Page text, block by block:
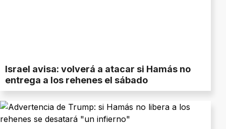
Israel avisa: volverá a atacar si Hamás no
entrega a los rehenes el sábado